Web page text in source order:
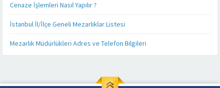
Cenaze İşlemleri Nasıl Yapılır ?
İstanbul İl/İlçe Geneli Mezarlıklar Listesi
Mezarlık Müdürlükleri Adres ve Telefon Bilgileri